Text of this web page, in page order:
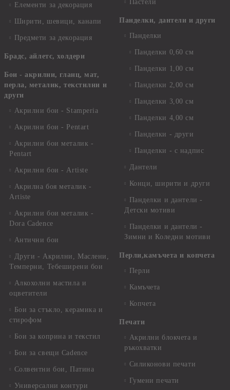
Елементи за декорация
Ширити, шевици, канапи
Предмети за декорация
Брадс, айлетс, холдери
Бои - акрилни, гланц, мат,
перла, металик, текстилни и
други
Акрилни бои - Stamperia
Акрилни бои - Pentart
Акрилни бои металик -
Pentart
Акрилни бои - Artiste
Акрилна боя металик -
Artiste
Акрилни бои металик -
Dora Cadence
Антични бои
Други - Акрилни, Маслени,
Темперни, Тебеширени бои
Алкохолни мастила и
оцветители
Бои за стъкло, керамика и
стирофом
Бои за коприна и текстил
Бои за свещи Cadence
Солвентни бои, Патина
Универсални контури
Пастели
Панделки, дантели и други
Панделки
Панделки 0,60 см
Панделки 1,00 см
Панделки 2,00 см
Панделки 3,00 см
Панделки 4,00 см
Панделки - други
Панделки - с надпис
Дантели
Конци, ширити и други
Панделки и дантели -
Детски мотиви
Панделки и дантели -
Зимни и Коледни мотиви
Перли,камъчета и копчета
Перли
Камъчета
Копчета
Печати
Акрилни блокчета и
ръкохватки
Силиконови печати
Гумени печати